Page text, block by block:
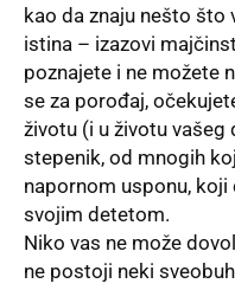
kao da znaju nešto što
istina – izazovi
poznajete i ne možete
se za porođaj,
životu (i u životu vašeg
stepenik, od mnogih
napornom usponu,
svojim detetom.
Niko vas ne može
ne postoji neki